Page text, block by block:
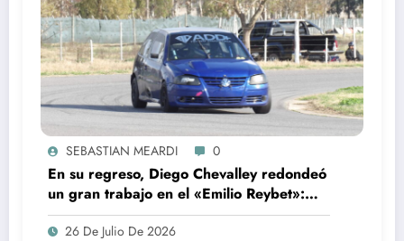
SEBASTIAN MEARDI 0
En su regreso, Diego Chevalley redondeó
un gran trabajo en el «Emilio Reybet»:
segundo en el Turismo Pista 1600
26 De Julio De 2026